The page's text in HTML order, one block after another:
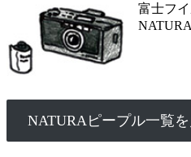
富士フ
NATURAピープル一覧を